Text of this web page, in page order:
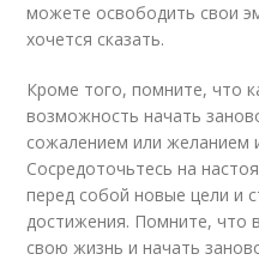
можете освободить свои
хочется сказать.
Кроме того, помните, что
возможность начать
сожалением или желанием
Сосредоточьтесь на
перед собой новые цели и
достижения. Помните, что
свою жизнь и начать